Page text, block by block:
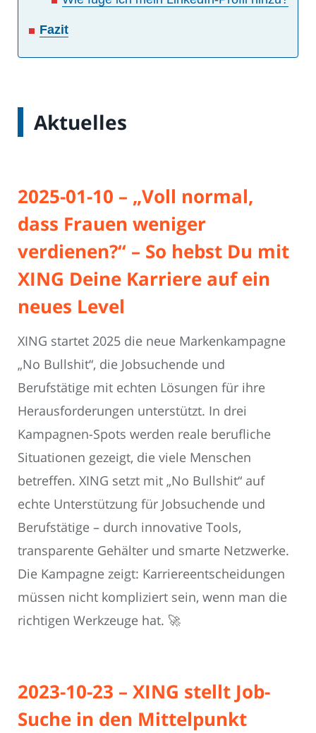
Fazit
Aktuelles
2025-01-10 – „Voll normal,
dass Frauen weniger
verdienen?“ – So hebst Du mit
XING Deine Karriere auf ein
neues Level
XING startet 2025 die neue Markenkampagne
„No Bullshit“, die Jobsuchende und
Berufstätige mit echten Lösungen für ihre
Herausforderungen unterstützt. In drei
Kampagnen-Spots werden reale berufliche
Situationen gezeigt, die viele Menschen
betreffen. XING setzt mit „No Bullshit“ auf
echte Unterstützung für Jobsuchende und
Berufstätige – durch innovative Tools,
transparente Gehälter und smarte Netzwerke.
Die Kampagne zeigt: Karriereentscheidungen
müssen nicht kompliziert sein, wenn man die
richtigen Werkzeuge hat. 🚀
2023-10-23 – XING stellt Job-
Suche in den Mittelpunkt